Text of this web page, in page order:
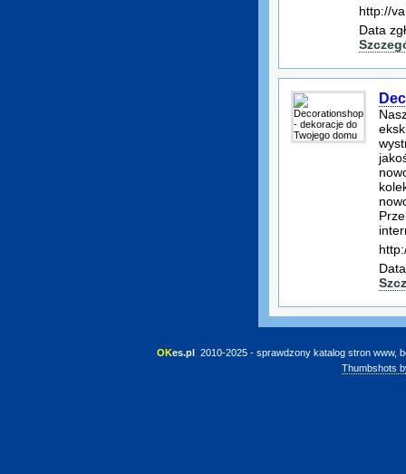
http://
Data
OKes.pl 2010-2025 - sprawdzony katalog stron www,
Thumbshots